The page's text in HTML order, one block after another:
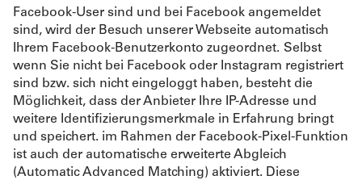
Facebook-User sind und bei Facebook angemeldet
sind, wird der Besuch unserer Webseite automatisch
Ihrem Facebook-Benutzerkonto zugeordnet. Selbst
wenn Sie nicht bei Facebook oder Instagram registriert
sind bzw. sich nicht eingeloggt haben, besteht die
Möglichkeit, dass der Anbieter Ihre IP-Adresse und
weitere Identifizierungsmerkmale in Erfahrung bringt
und speichert. im Rahmen der Facebook-Pixel-Funktion
ist auch der automatische erweiterte Abgleich
(Automatic Advanced Matching) aktiviert. Diese